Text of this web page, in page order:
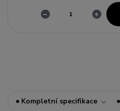
Kompletní specifikace